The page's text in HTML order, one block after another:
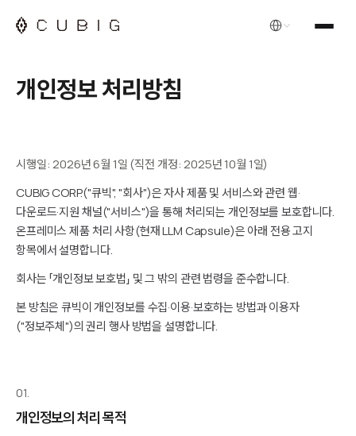
한국어
개인정보 처리방침
시행일: 2026년 6월 1일 (직전 개정: 2025년 10월 1일)
CUBIG CORP.("큐빅", "회사")은 자사 제품 및 서비스와 관련 웹·
다운로드·지원 채널("서비스")을 통해 처리되는 개인정보를 보호합니다.
온프레미스 제품 처리 사항(현재 LLM Capsule)은 아래 전용 고지
항목에서 설명합니다.
회사는 「개인정보 보호법」 및 그 밖의 관련 법령을 준수합니다.
본 방침은 큐빅이 개인정보를 수집·이용·보호하는 방법과 이용자
("정보주체")의 권리 행사 방법을 설명합니다.
01.
개인정보의 처리 목적